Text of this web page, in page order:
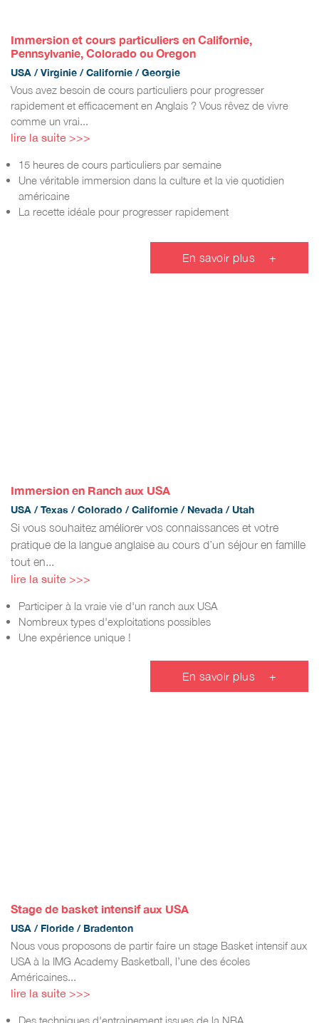
Immersion et cours particuliers en Californie,
Pennsylvanie, Colorado ou Oregon
USA / Virginie / Californie / Georgie
Vous avez besoin de cours particuliers pour progresser
rapidement et efficacement en Anglais ? Vous rêvez de vivre
comme un vrai...
lire la suite >>>
15 heures de cours particuliers par semaine
Une véritable immersion dans la culture et la vie quotidien
américaine
La recette idéale pour progresser rapidement
En savoir plus +
Immersion en Ranch aux USA
USA / Texas / Colorado / Californie / Nevada / Utah
Si vous souhaitez améliorer vos connaissances et votre
pratique de la langue anglaise au cours d’un séjour en famille
tout en...
lire la suite >>>
Participer à la vraie vie d'un ranch aux USA
Nombreux types d'exploitations possibles
Une expérience unique !
En savoir plus +
Stage de basket intensif aux USA
USA / Floride / Bradenton
Nous vous proposons de partir faire un stage Basket intensif aux
USA à la IMG Academy Basketball, l’une des écoles
Américaines...
lire la suite >>>